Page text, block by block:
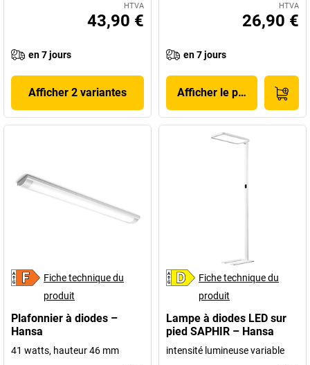
HTVA
43,90 €
en 7 jours
Afficher 2 variantes
HTVA
26,90 €
en 7 jours
Afficher le produit
Fiche technique du
produit
Plafonnier à diodes –
Hansa
41 watts, hauteur 46 mm
Fiche technique du
produit
Lampe à diodes LED sur
pied SAPHIR – Hansa
intensité lumineuse variable